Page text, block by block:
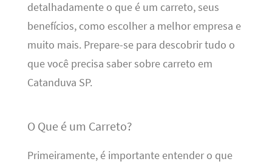
detalhadamente o que é um carreto, seus
benefícios, como escolher a melhor empresa e
muito mais. Prepare-se para descobrir tudo o
que você precisa saber sobre carreto em
Catanduva SP.
O Que é um Carreto?
Primeiramente, é importante entender o que